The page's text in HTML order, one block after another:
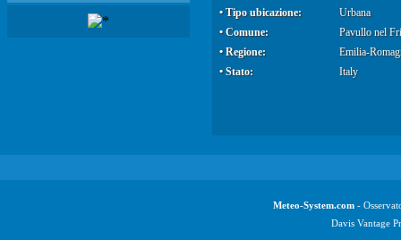
• Tipo ubicazione:
Urbana
• Comune:
Pavullo nel
• Regione:
Emilia-
• Stato:
Italy
Meteo-System.com -
Davis Vantage